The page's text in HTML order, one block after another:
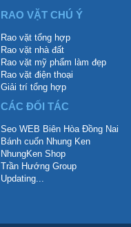
RAO VẶT CHÚ Ý
Rao vặt tổng hợp
Rao vặt nhà đất
Rao vặt mỹ phẩm làm đẹp
Rao vặt điện thoại
Giải trí tổng hợp
CÁC ĐỐI TÁC
Seo WEB Biên Hòa Đồng Nai
Bánh cuốn Nhung Ken
NhungKen Shop
Trần Hướng Group
Updating...